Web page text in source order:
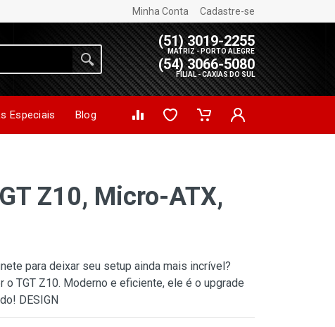
Minha Conta Cadastre-se
(51) 3019-2255
MATRIZ - PORTO ALEGRE
(54) 3066-5080
FILIAL - CAXIAS DO SUL
Especiais Blog
Z10, Micro-ATX,
para deixar seu setup ainda mais incrível?
o TGT Z10. Moderno e eficiente, ele é o upgrade
DESIGN